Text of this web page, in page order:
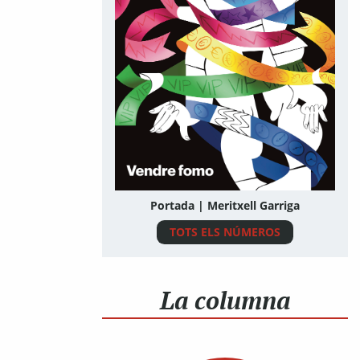
Portada | Meritxell Garriga
TOTS ELS NÚMEROS
La columna